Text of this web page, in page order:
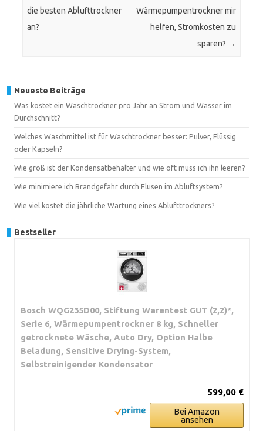
die besten Ablufttrockner
an?
Wärmepumpentrockner mir
helfen, Stromkosten zu
sparen? →
Neueste Beiträge
Was kostet ein Waschtrockner pro Jahr an Strom und Wasser im
Durchschnitt?
Welches Waschmittel ist für Waschtrockner besser: Pulver, Flüssig
oder Kapseln?
Wie groß ist der Kondensatbehälter und wie oft muss ich ihn leeren?
Wie minimiere ich Brandgefahr durch Flusen im Abluftsystem?
Wie viel kostet die jährliche Wartung eines Ablufttrockners?
Bestseller
Bosch WQG235D00, Stiftung Warentest GUT (2,2)*,
Serie 6, Wärmepumpentrockner 8 kg, Schneller
getrocknete Wäsche, Auto Dry, Option Halbe
Beladung, Sensitive Drying-System,
Selbstreinigender Kondensator
599,00 €
Bei Amazon
ansehen